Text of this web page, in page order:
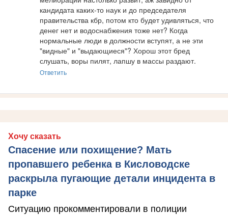
кандидата каких-то наук и до председателя
правительства кбр, потом кто будет удивляться, что
денег нет и водоснабжения тоже нет? Когда
нормальные люди в должности вступят, а не эти
"видные" и "выдающиеся"? Хорош этот бред
слушать, воры пилят, лапшу в массы раздают.
Ответить
Хочу сказать
Спасение или похищение? Мать
пропавшего ребенка в Кисловодске
раскрыла пугающие детали инцидента в
парке
Ситуацию прокомментировали в полиции